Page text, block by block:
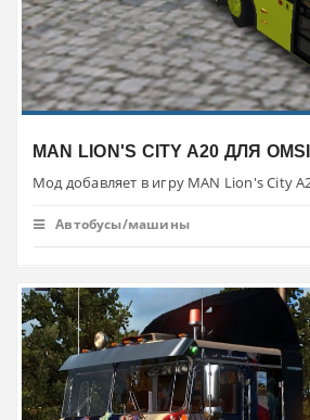
MAN LION'S CITY A20 ДЛЯ
Мод добавляет в игру MAN Lion's City
Автобусы/машины